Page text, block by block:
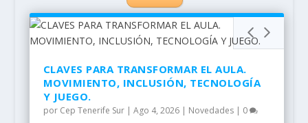
CLAVES PARA TRANSFORMAR EL AULA.
MOVIMIENTO, INCLUSIÓN, TECNOLOGÍA
Y JUEGO.
por Cep Tenerife Sur| Ago 4, 2026| Novedades| 0